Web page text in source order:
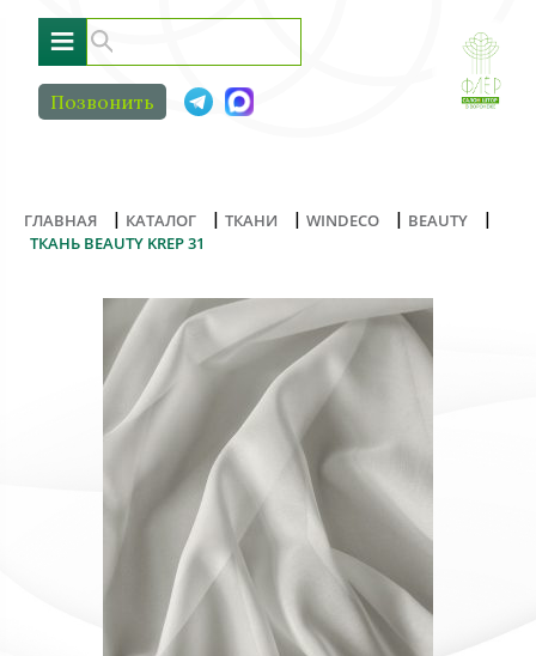
≡
Позвонить
ГЛАВНАЯ | КАТАЛОГ | ТКАНИ | WINDECO | BEAUTY |
ТКАНЬ BEAUTY KREP 31